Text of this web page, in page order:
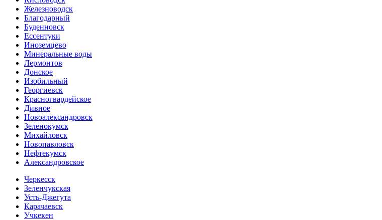
Железноводск
Благодарный
Буденновск
Ессентуки
Иноземцево
Минеральные воды
Лермонтов
Донское
Изобильный
Георгиевск
Красногвардейское
Дивное
Новоалександровск
Зеленокумск
Михайловск
Новопавловск
Нефтекумск
Александровское
Черкесск
Зеленчукская
Усть-Джегута
Карачаевск
Учкекен